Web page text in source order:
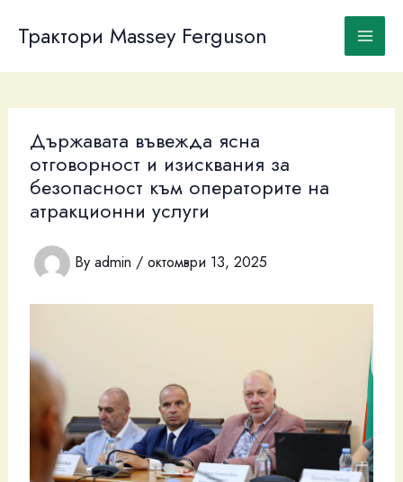
content
Трактори Massey Ferguson
Държавата въвежда ясна
отговорност и изисквания за
безопасност към операторите на
атракционни услуги
By admin / октомври 13, 2025